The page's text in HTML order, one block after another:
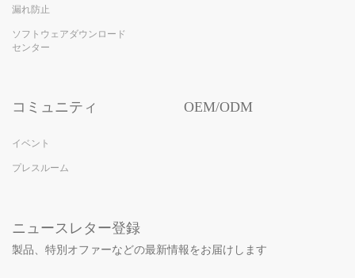
漏れ防止
ソフトウェアダウンロード
センター
コミュニティ
イベント
プレスルーム
OEM/ODM
ニュースレター登録
製品、特別オファーなどの最新情報をお届けします